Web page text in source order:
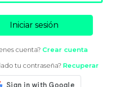
Iniciar sesión
cuenta? Crear cuenta
tu contraseña? Recuperar